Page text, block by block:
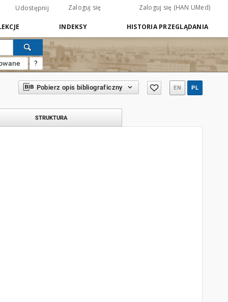
Udostępnij Zaloguj się Zaloguj się (HAN UMed)
INDEKSY HISTORIA PRZEGLĄDANIA
?
Pobierz opis bibliograficzny EN PL
STRUKTURA